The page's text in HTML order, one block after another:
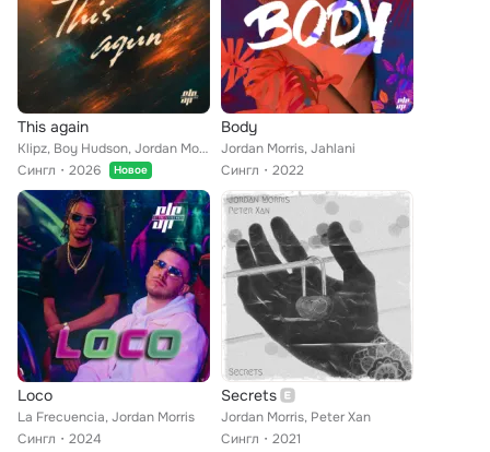
This again
Klipz, Boy Hudson, Jordan Morris
Сингл
2026 Новое
Body
Jordan Morris, Jahlani
Сингл
2022
Loco
La Frecuencia, Jordan Morris
Сингл
2024
Secrets
Jordan Morris, Peter Xan
Сингл
2021